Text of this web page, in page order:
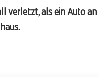
verletzt, als ein Auto an